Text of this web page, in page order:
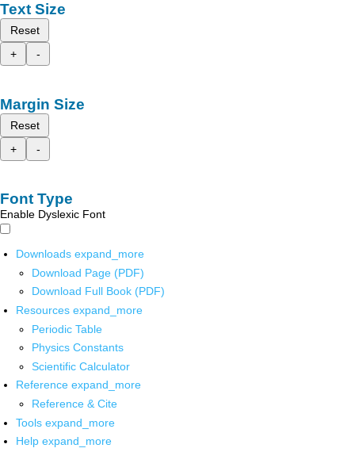
Text Size
Reset
+
-
Margin Size
Reset
+
-
Font Type
Enable Dyslexic Font
Downloads expand_more
Download Page (PDF)
Download Full Book (PDF)
Resources expand_more
Periodic Table
Physics Constants
Scientific Calculator
Reference expand_more
Reference & Cite
Tools expand_more
Help expand_more